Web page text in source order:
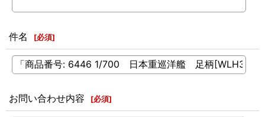
件名 [必須]
お問い合わせ内容 [必須]